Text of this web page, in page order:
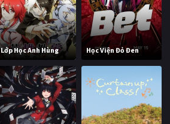
Lớp Học Anh Hùng Học Viện Đỏ Đen